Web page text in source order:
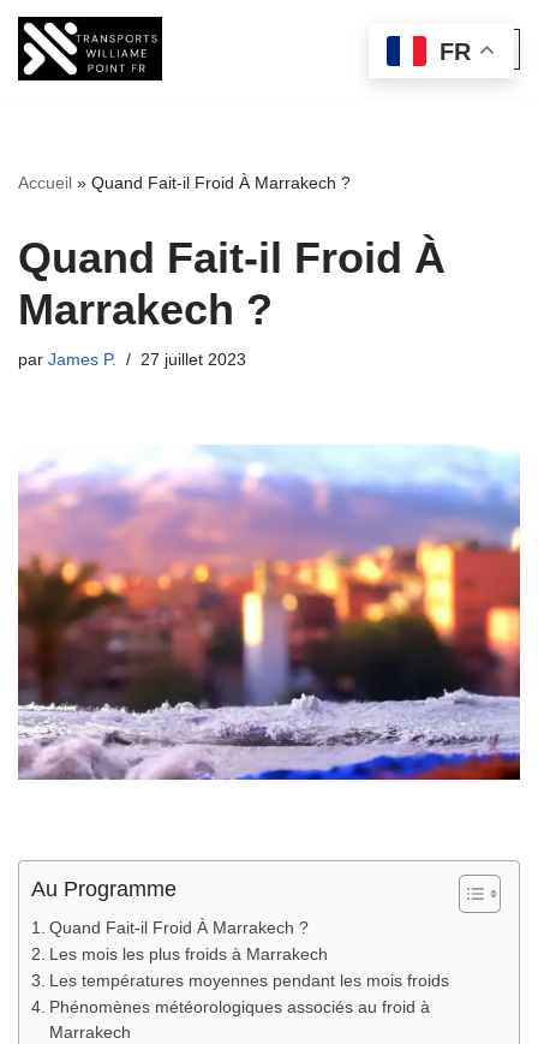
Aller
Accueil » Quand Fait-il Froid À Marrakech ?
Quand Fait-il Froid À
Marrakech ?
par James P. 27 juillet 2023
Au Programme
Quand Fait-il Froid À Marrakech ?
Les mois les plus froids à Marrakech
Les températures moyennes pendant les mois froids
Phénomènes météorologiques associés au froid à
Marrakech
FR